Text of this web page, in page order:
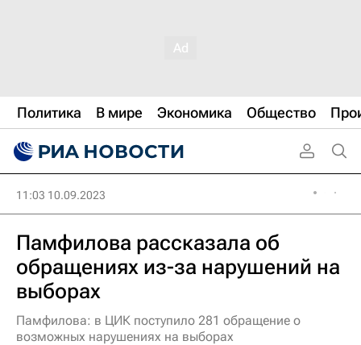
Политика В мире Экономика Общество
11:03 10.09.2023
Памфилова рассказала об
обращениях из-за нарушений на
выборах
Памфилова: в ЦИК поступило 281 обращение о
возможных нарушениях на выборах